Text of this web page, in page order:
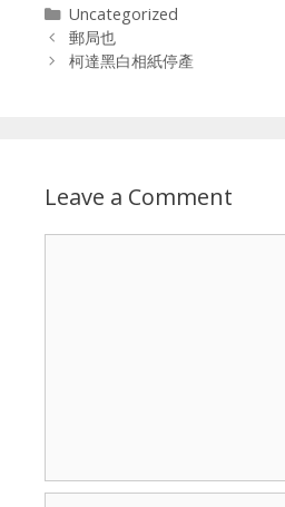
Categories
Uncategorized
郵局也
柯達黑白相紙停產
Leave a Comment